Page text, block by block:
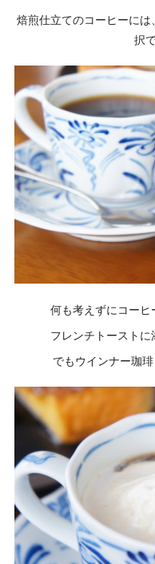
焙煎仕立てのコーヒーに
択
何も考えずにコーヒ
フレンチトースト
でもウインナー珈